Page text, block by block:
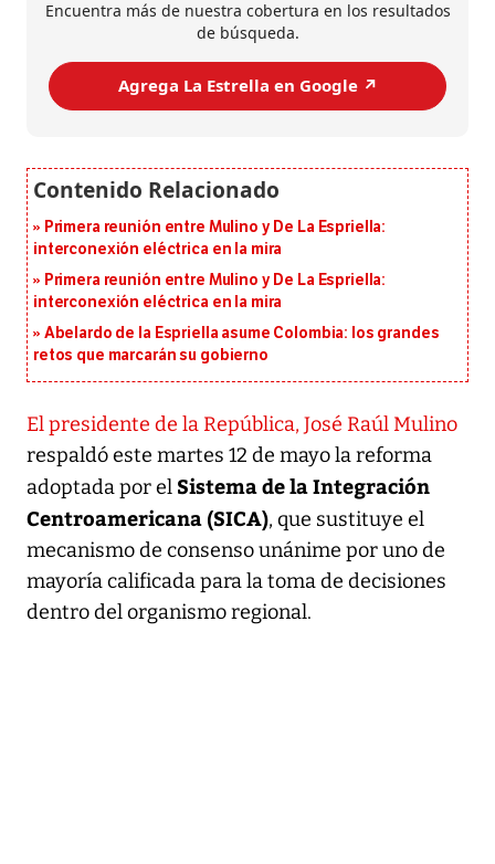
Encuentra más de nuestra cobertura en los resultados
de búsqueda.
Agrega La Estrella en Google ↗️
Primera reunión entre Mulino y De La Espriella:
interconexión eléctrica en la mira
Primera reunión entre Mulino y De La Espriella:
interconexión eléctrica en la mira
Abelardo de la Espriella asume Colombia: los grandes
retos que marcarán su gobierno
El presidente de la República, José Raúl Mulino
respaldó este martes 12 de mayo la reforma
adoptada por el Sistema de la Integración
Centroamericana (SICA), que sustituye el
mecanismo de consenso unánime por uno de
mayoría calificada para la toma de decisiones
dentro del organismo regional.